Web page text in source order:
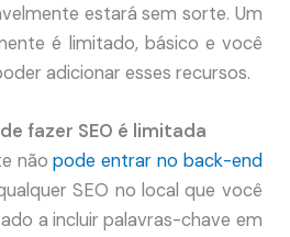
estará sem sorte. Um
é limitado, básico e você
adicionar esses recursos.
fazer SEO é limitada
nãopode entrar no back-end
SEO no local que você
a incluir palavras-chave em